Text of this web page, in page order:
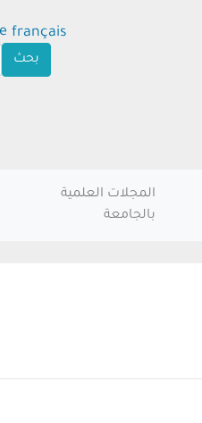
المجلات العلمية
بالجامعة
français